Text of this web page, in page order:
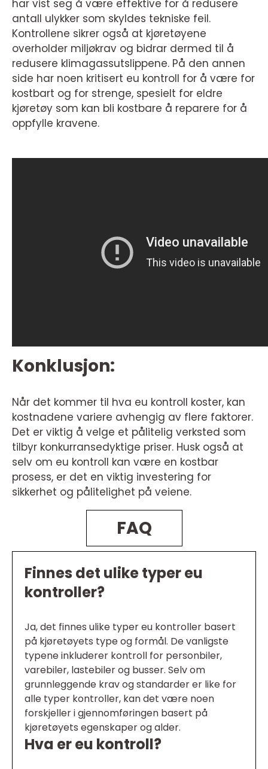
har vist seg å være effektive for å redusere
antall ulykker som skyldes tekniske feil.
Kontrollene sikrer også at kjøretøyene
overholder miljøkrav og bidrar dermed til å
redusere klimagassutslippene. På den annen
side har noen kritisert eu kontroll for å være for
kostbart og for strenge, spesielt for eldre
kjøretøy som kan bli kostbare å reparere for å
oppfylle kravene.
Konklusjon:
Når det kommer til hva eu kontroll koster, kan
kostnadene variere avhengig av flere faktorer.
Det er viktig å velge et pålitelig verksted som
tilbyr konkurransedyktige priser. Husk også at
selv om eu kontroll kan være en kostbar
prosess, er det en viktig investering for
sikkerhet og pålitelighet på veiene.
FAQ
Finnes det ulike typer eu
kontroller?
Ja, det finnes ulike typer eu kontroller basert
på kjøretøyets type og formål. De vanligste
typene inkluderer kontroll for personbiler,
varebiler, lastebiler og busser. Selv om
grunnleggende krav og standarder er like for
alle typer kontroller, kan det være noen
forskjeller i gjennomføringen basert på
kjøretøyets egenskaper og alder.
Hva er eu kontroll?